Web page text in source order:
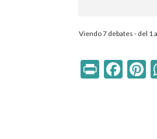
Viendo 7 debates - del 1
Print